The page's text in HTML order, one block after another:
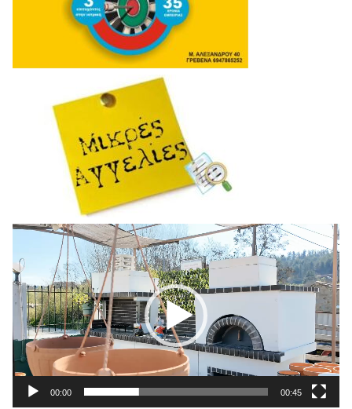
Πρόγραμμα
Αναπαραγωγής
Βίντεο
00:00 00:45